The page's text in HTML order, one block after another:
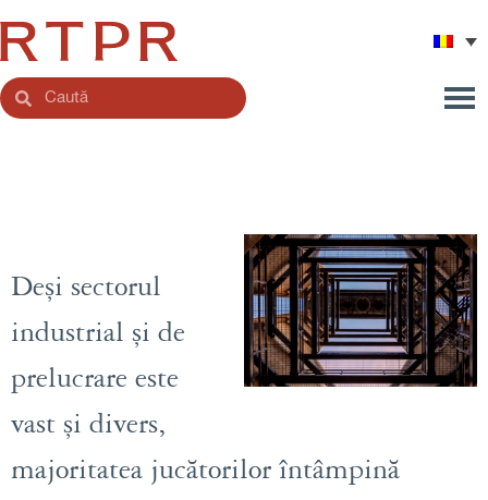
Deși sectorul
industrial și de
prelucrare este
vast și divers,
majoritatea jucătorilor întâmpină